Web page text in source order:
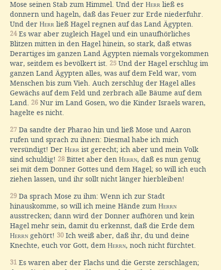
Mose seinen Stab zum Himmel. Und der Herr ließ es
donnern und hageln, daß das Feuer zur Erde niederfuhr.
Und der Herr ließ Hagel regnen auf das Land Ägypten.
24Es war aber zugleich Hagel und ein unaufhörliches
Blitzen mitten in den Hagel hinein, so stark, daß etwas
Derartiges im ganzen Land Ägypten niemals vorgekommen
war, seitdem es bevölkert ist. 25 Und der Hagel erschlug im
ganzen Land Ägypten alles, was auf dem Feld war, vom
Menschen bis zum Vieh. Auch zerschlug der Hagel alles
Gewächs auf dem Feld und zerbrach alle Bäume auf dem
Land. 26 Nur im Land Gosen, wo die Kinder Israels waren,
hagelte es nicht.
27 Da sandte der Pharao hin und ließ Mose und Aaron
rufen und sprach zu ihnen: Diesmal habe ich mich
versündigt! Der Herr ist gerecht; ich aber und mein Volk
sind schuldig! 28 Bittet aber den Herrn, daß es nun genug
sei mit dem Donner Gottes und dem Hagel; so will ich euch
ziehen lassen, und ihr sollt nicht länger hierbleiben!
29 Da sprach Mose zu ihm: Wenn ich zur Stadt
hinauskomme, so will ich meine Hände zum Herrn
ausstrecken; dann wird der Donner aufhören und kein
Hagel mehr sein, damit du erkennst, daß die Erde dem
Herrn gehört! 30 Ich weiß aber, daß ihr, du und deine
Knechte, euch vor Gott, dem Herrn, noch nicht fürchtet.
31 Es waren aber der Flachs und die Gerste zerschlagen;